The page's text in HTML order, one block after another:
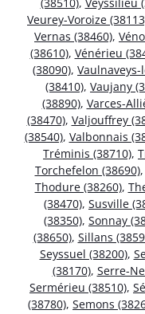
Veurey-Voroize
Vernas (38460),
(38610), Vénérieu
(38090), Vaulnaveys-
(38410), Vaujany
(38890), Varces-
(38470), Valjouffrey
(38540), Valbonnais
Tréminis (38710),
Torchefelon (38690),
Thodure (38260),
(38470), Susville
(38350), Sonnay
(38650), Sillans
Seyssuel (38200),
(38170), Serre-
Sermérieu (38510),
(38780), Semons